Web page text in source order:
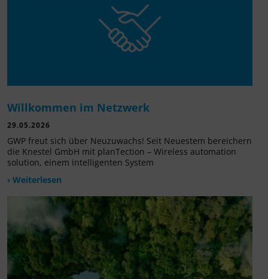
Willkommen im Netzwerk
29.05.2026
GWP freut sich über Neuzuwachs! Seit Neuestem bereichern
die Knestel GmbH mit planTection – Wireless automation
solution, einem intelligenten System
› Weiterlesen